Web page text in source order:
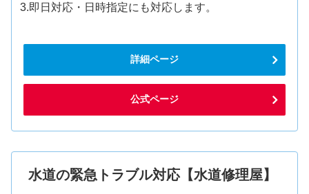
3.即日対応・日時指定にも対応します。
詳細ページ
公式ページ
水道の緊急トラブル対応【水道修理屋】